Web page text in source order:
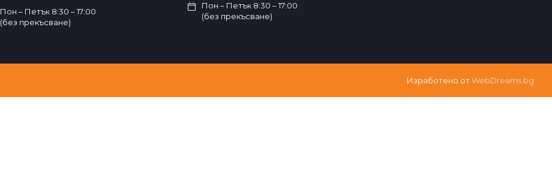
Пон – Петък 8:30 – 17:00
(без прекъсване)
Пон – Петък 8:30 – 17:00
(без прекъсване)
Изработено отWebDreams.bg